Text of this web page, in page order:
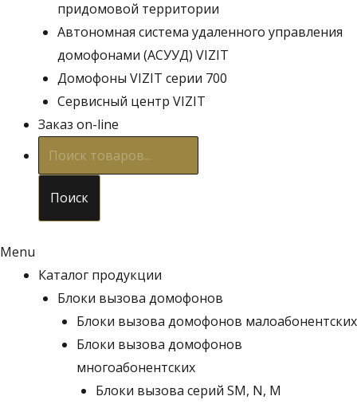
придомовой территории
Автономная система удаленного управления
домофонами (АСУУД) VIZIT
Домофоны VIZIT серии 700
Сервисный центр VIZIT
Заказ on-line
Поиск
товаров
Поиск
Menu
Каталог продукции
Блоки вызова домофонов
Блоки вызова домофонов малоабонентских
Блоки вызова домофонов
многоабонентских
Блоки вызова серий SM, N, M